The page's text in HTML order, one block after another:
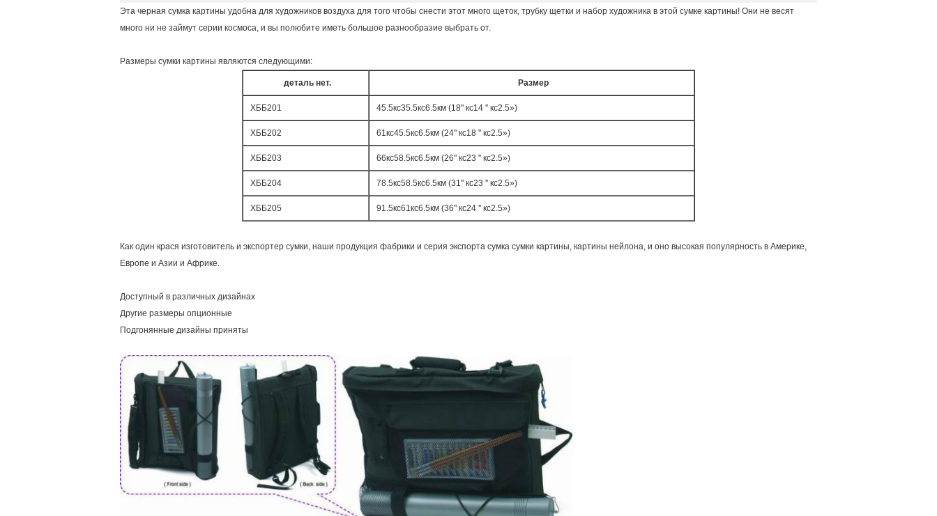
Эта черная сумка картины удобна для художников воздуха для того чтобы снести этот много щеток, трубку щетки и набор художника в этой сумке картины! Они не весят
много ни не займут серии космоса, и вы полюбите иметь большое разнообразие выбрать от.
Размеры сумки картины являются следующими:
деталь нет. Размер
ХББ201 45.5кс35.5кс6.5км (18" кс14 '' кс2.5»)
ХББ202 61кс45.5кс6.5км (24" кс18 '' кс2.5»)
ХББ203 66кс58.5кс6.5км (26" кс23 '' кс2.5»)
ХББ204 78.5кс58.5кс6.5км (31" кс23 '' кс2.5»)
ХББ205 91.5кс61кс6.5км (36" кс24 '' кс2.5»)
Как один крася изготовитель и экспортер сумки, наши продукция фабрики и серия экспорта сумка сумки картины, картины нейлона, и оно высокая популярность в Америке,
Европе и Азии и Африке.
Доступный в различных дизайнах
Другие размеры опционные
Подгонянные дизайны приняты